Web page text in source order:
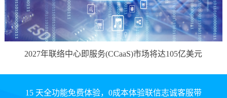
2027年联络中心即服务(CCaaS)市场将达105亿美元
15 天全功能免费体验，0成本体验联信志诚客服带